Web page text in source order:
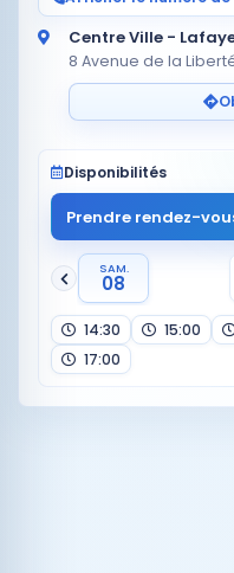
Centre Ville -
8 Avenue de la
Disponibilités
Prendre rendez-
SAM.
08
14:30 15:00
17:00